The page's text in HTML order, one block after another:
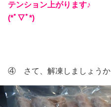
テンション上がります♪
(*ﾟ▽ﾟ*)
④ さて、解凍しましょうか